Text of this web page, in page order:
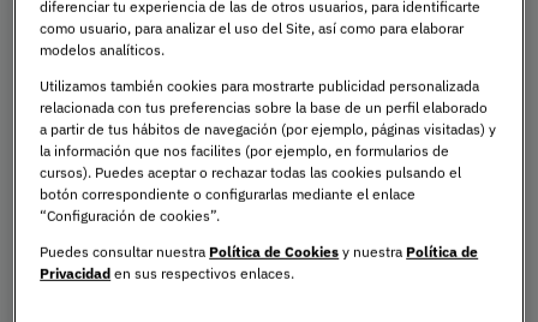
Email
Estados Unidos Provincia *
(1) Teléfono
Nivel de
estudios
UNIE UNIVERSIDAD S.L, tratará sus datos personales para contactarle e
diferenciar tu experiencia de las de otros usuarios, para identificarte
como usuario, para analizar el uso del Site, así como para elaborar
modelos analíticos.
Utilizamos también cookies para mostrarte publicidad personalizada
relacionada con tus preferencias sobre la base de un perfil elaborado
a partir de tus hábitos de navegación (por ejemplo, páginas visitadas) y
la información que nos facilites (por ejemplo, en formularios de
cursos). Puedes aceptar o rechazar todas las cookies pulsando el
botón correspondiente o configurarlas mediante el enlace
“Configuración de cookies”.
Puedes consultar nuestra Política de Cookies y nuestra Política de
Privacidad en sus respectivos enlaces.